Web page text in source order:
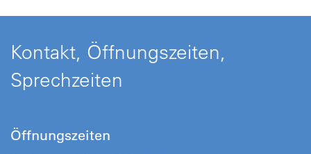
Kontakt, Öffnungszeiten,
Sprechzeiten
Öffnungszeiten